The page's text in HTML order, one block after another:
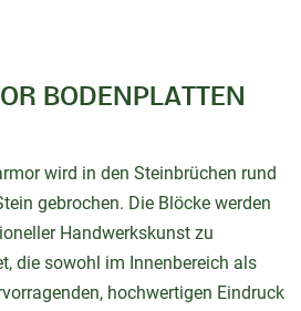
BODENPLATTEN
wird in den Steinbrüchen rund
gebrochen. Die Blöcke werden
Handwerkskunst zu
die sowohl im Innenbereich als
hochwertigen Eindruck